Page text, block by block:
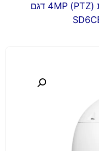
/ מצלמה ממונעת (PTZ) 4MP דגם